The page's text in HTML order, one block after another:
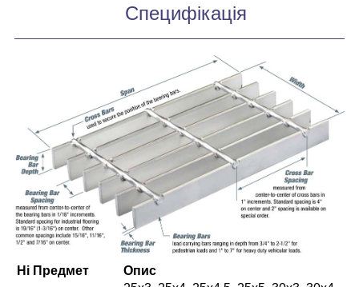
Специфікація
Ні Предмет Опис